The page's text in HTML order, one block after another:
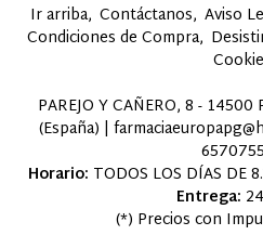
Ir arriba Contáctanos Aviso
Condiciones de Compra
PAREJO Y CAÑERO, 8 -
(España) |
Horario: TODOS LOS DÍAS DE
Entrega:
(*) Precios con